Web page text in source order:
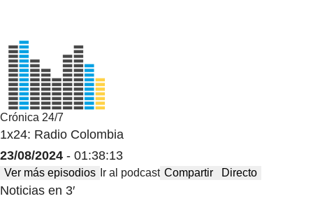
Crónica 24/7
1x24: Radio Colombia
23/08/2024 - 01:38:13
Ver más episodios Ir al podcast Compartir Directo
Noticias en 3′